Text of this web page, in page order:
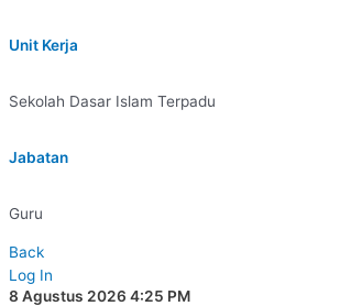
Unit Kerja
Sekolah Dasar Islam Terpadu
Jabatan
Guru
Back
Log In
8 Agustus 2026 4:25 PM